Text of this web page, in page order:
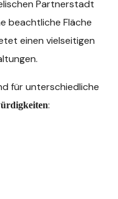
Partnerstadt
beachtliche Fläche
einen vielseitigen
für unterschiedliche
: